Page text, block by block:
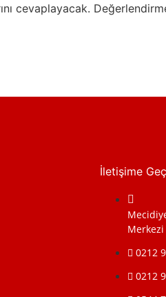
cevaplayacak.
İletişime
0212
0212